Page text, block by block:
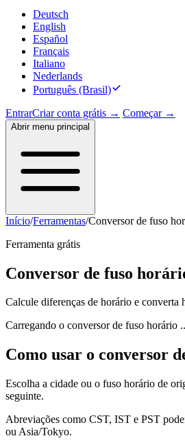
Deutsch
English
Español
Français
Italiano
Nederlands
Português (Brasil)
EntrarCriar conta grátis → Começar →
Abrir menu principal
Início/Ferramentas/Conversor de fuso
Ferramenta grátis
Conversor de fuso
Calcule diferenças de horário e converta
Carregando o conversor de fuso horário
Como usar o conversor
Escolha a cidade ou o fuso horário de
seguinte.
Abreviações como CST, IST e PST
ou Asia/Tokyo.